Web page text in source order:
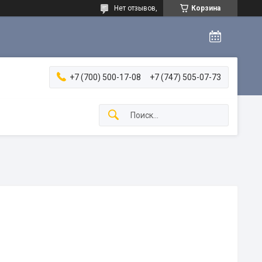
Корзина
Нет отзывов,
+7 (700) 500-17-08 +7 (747) 505-07-73